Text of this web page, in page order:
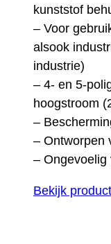
kunststof
– Voor
alsook
industrie)
– 4- en 5-
hoogstroom
–
– Ontworpen
– Ongevoelig
Bekijk product